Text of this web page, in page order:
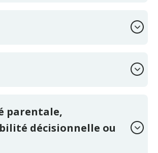
parentale,
décisionnelle ou